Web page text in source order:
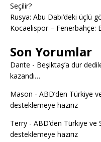
Seçilir?
Rusya: Abu Dabi’deki üçlü
Kocaelispor – Fenerbahçe:
Son Yorumlar
Dante - Beşiktaş’a dur
kazandı…
Mason - ABD’den Türkiye
desteklemeye hazırız
Terry - ABD’den Türkiye ve
desteklemeye hazırız